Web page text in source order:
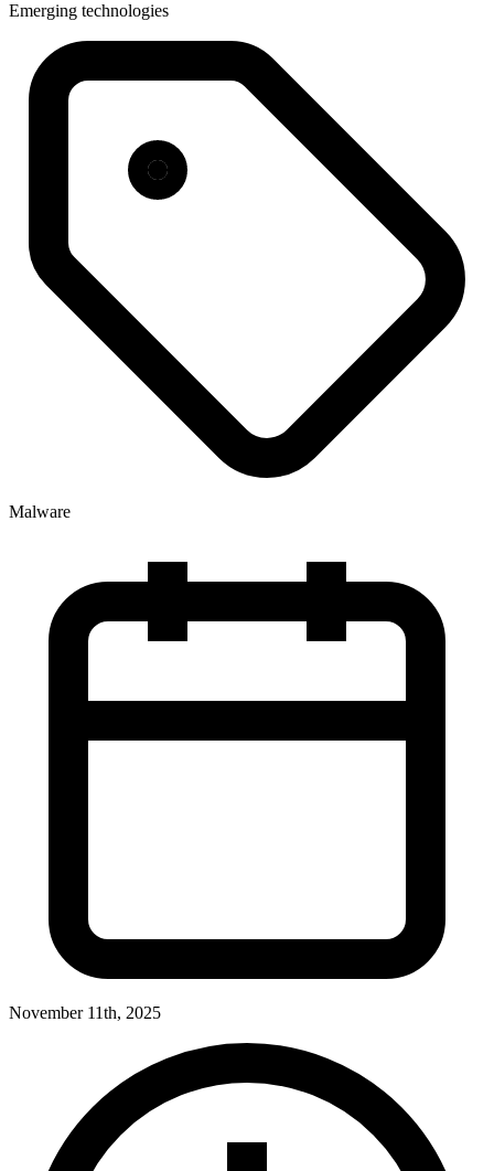
Emerging technologies
Malware
November 11th, 2025